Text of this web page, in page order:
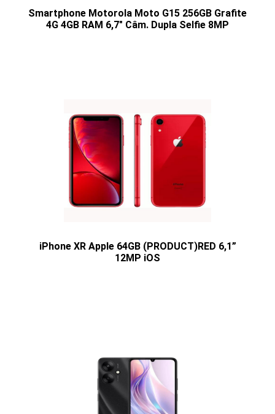
Smartphone Motorola Moto G15 256GB Grafite
4G 4GB RAM 6,7" Câm. Dupla Selfie 8MP
iPhone XR Apple 64GB (PRODUCT)RED 6,1”
12MP iOS